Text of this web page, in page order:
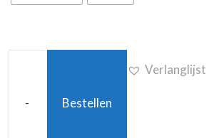
- Bestellen
Verlanglijst